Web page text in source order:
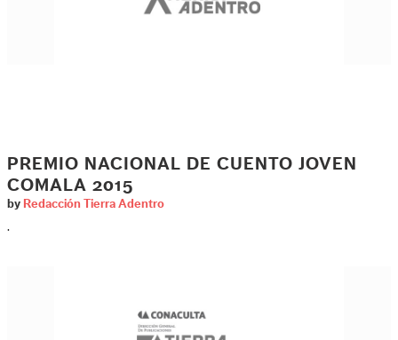
PREMIO NACIONAL DE CUENTO JOVEN
COMALA 2015
by Redacción Tierra Adentro
.